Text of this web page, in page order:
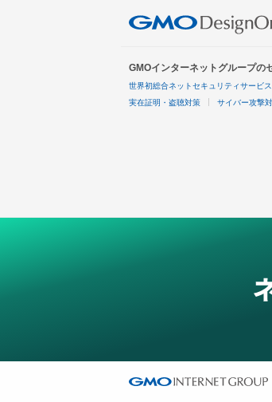
GMOインターネットグループの
世界初総合ネットセキュリティサービ
実在証明・盗聴対策 サイバー攻撃